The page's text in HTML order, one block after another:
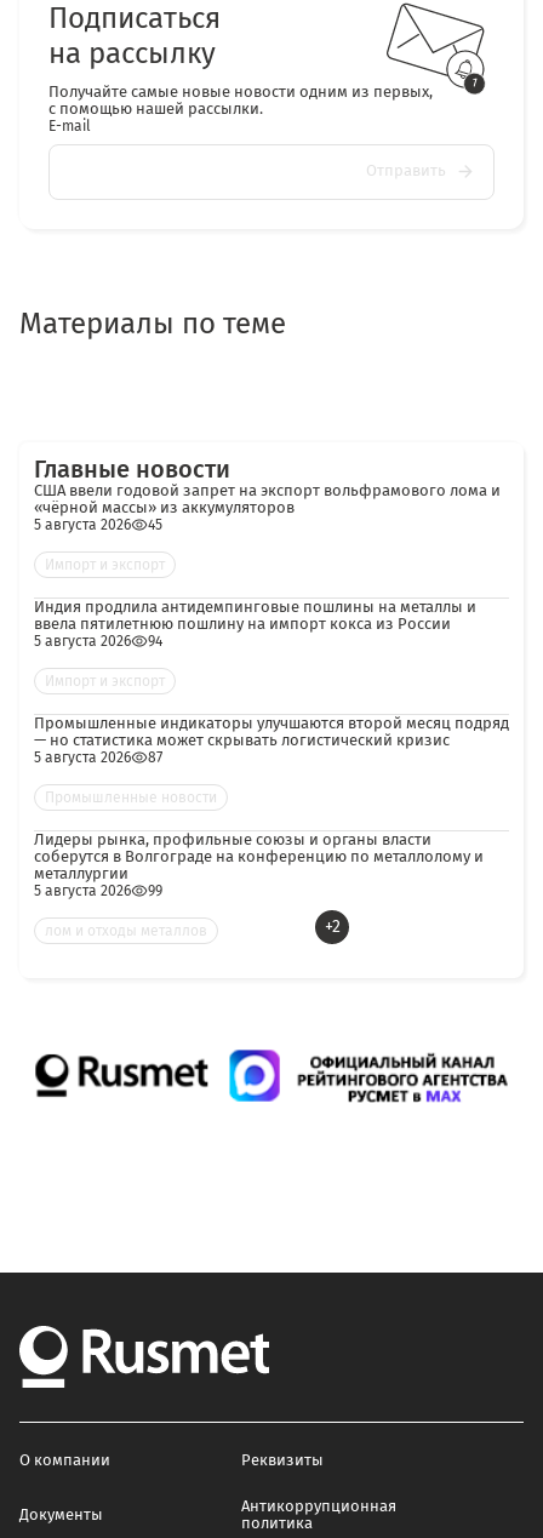
Подписаться
на рассылку
Получайте самые новые новости одним из первых,
с помощью нашей рассылки.
E-mail
Отправить
Материалы по теме
Главные новости
США ввели годовой запрет на экспорт вольфрамового лома и
«чёрной массы» из аккумуляторов
5 августа 2026 45
Импорт и экспорт
Индия продлила антидемпинговые пошлины на металлы и
ввела пятилетнюю пошлину на импорт кокса из России
5 августа 2026 94
Импорт и экспорт
Промышленные индикаторы улучшаются второй месяц подряд
— но статистика может скрывать логистический кризис
5 августа 2026 87
Промышленные новости
Лидеры рынка, профильные союзы и органы власти
соберутся в Волгограде на конференцию по металлолому и
металлургии
5 августа 2026 99
лом и отходы металлов +2
О компании Реквизиты
Документы
Антикоррупционная
политика